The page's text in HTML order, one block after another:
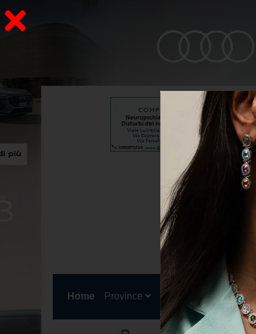
Home (current)
Province Cronaca Politica